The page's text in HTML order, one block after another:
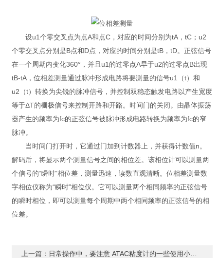
设u1个零交叉点为点A和点C，对应的时间分别为tA，tC；u2
个零交叉点分别是B点和D点，对应的时间分别是tB，tD。正弦信号
在一个周期内变化360°，并且u1的过零点A早于u2的过零点B出现
tB-tA，位相差测量通过脉冲形成电路将要测量的信号u1（t）和
u2（t）转换为尖锐的脉冲信号，并控制双稳态触发电路以产生宽度
等于ΔT的栅极信号来控制开路和开路。时间门的关闭。由晶体振荡
器产生的频率为fc的正弦信号被脉冲形成电路转换为频率为fc的窄
脉冲。
当时间门打开时，它通过门加到计数器上，并获得计数值n。
解码后，将显示两个测量信号之间的相位差。该相位计可以测量两
个信号的“瞬时”相位差，测量迅速，读数直观清晰。位相差测量数
字相位仪称为“瞬时”相位仪。它可以测量两个相同频率的正弦信号
的瞬时相位，即可以测量每个周期中两个相同频率的正弦信号的相
位差。
上一篇： 日常操作中，要注意 ATAC粘度计的一些使用小细节